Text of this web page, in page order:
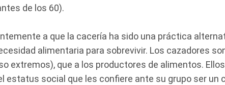
de los 60).
a que la cacería ha sido una práctica
alimentaria para sobrevivir. Los cazadores
extremos), que a los productores de alimentos.
estatus social que les confiere ante su grupo ser un